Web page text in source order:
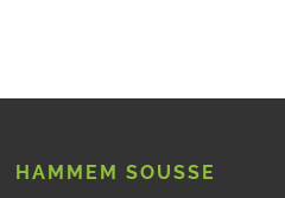
HAMMEM SOUSSE